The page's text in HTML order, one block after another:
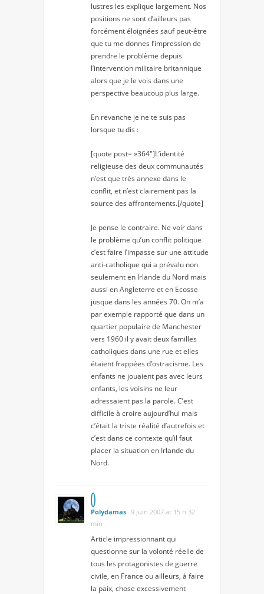
lustres les explique largement. Nos
positions ne sont d’ailleurs pas
forcément éloignées sauf peut-être
que tu me donnes l’impression de
prendre le problème depuis
l’intervention militaire britannique
alors que je le vois dans une
perspective beaucoup plus large.
En revanche je ne te suis pas
lorsque tu dis :
[quote post= »364″]L’identité
religieuse des deux communautés
n’est que très annexe dans le
conflit, et n’est clairement pas la
source des affrontements.[/quote]
Je pense le contraire. Ne voir dans
le problème qu’un conflit politique
c’est faire l’impasse sur une attitude
anti-catholique qui a prévalu non
seulement en Irlande du Nord mais
aussi en Angleterre et en Ecosse
jusque dans les années 70. On m’a
par exemple rapporté que dans un
quartier populaire de Manchester
vers 1960 il y avait deux familles
catholiques dans une rue et elles
étaient frappées d’ostracisme. Les
enfants ne jouaient pas avec leurs
enfants, les voisins ne leur
adressaient pas la parole. C’est
difficile à croire aujourd’hui mais
c’était la triste réalité d’autrefois et
c’est dans ce contexte qu’il faut
placer la situation en Irlande du
Nord.
Polydamas 9 juin 2007 at 15 h 32
min
Article impressionnant qui
questionne sur la volonté réelle de
tous les protagonistes de guerre
civile, en France ou ailleurs, à faire
la paix, chose excessivement